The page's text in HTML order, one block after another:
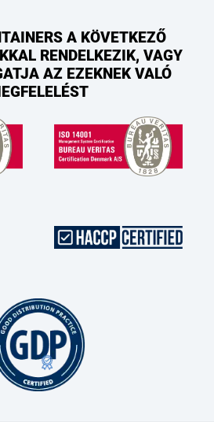
A KÖVETKEZŐ
RENDELKEZIK, VAGY
AZ EZEKNEK VALÓ